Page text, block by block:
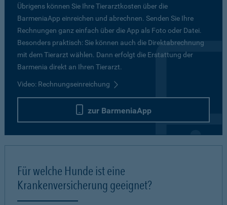
Übrigens können Sie Ihre Tierarztkosten über die
BarmeniaApp einreichen und abrechnen. Senden Sie Ihre
Rechnungen ganz einfach über die App als Foto oder Datei.
Besonders praktisch: Sie können auch die Direktabrechnung
mit dem Tierarzt wählen. Dann erfolgt die Erstattung der
Barmenia direkt an Ihren Tierarzt.
Video: Rechnungseinreichung
zur BarmeniaApp
Für welche Hunde ist eine
Krankenversicherung geeignet?